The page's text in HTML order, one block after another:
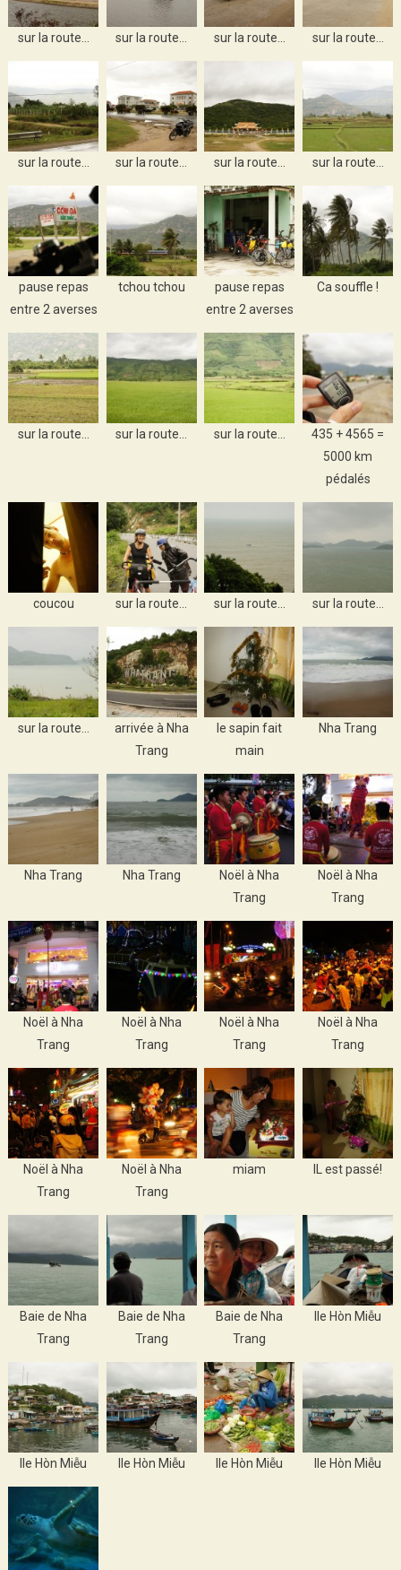
sur la route… sur la route… sur la route… sur la route…
sur la route… sur la route… sur la route… sur la route…
pause repas
entre 2 averses
tchou tchou
pause repas
entre 2 averses
Ca souffle !
sur la route… sur la route… sur la route…
435 + 4565 =
5000 km
pédalés
coucou sur la route… sur la route… sur la route…
sur la route…
arrivée à Nha
Trang
le sapin fait
main
Nha Trang
Nha Trang Nha Trang
Noël à Nha
Trang
Noël à Nha
Trang
Noël à Nha
Trang
Noël à Nha
Trang
Noël à Nha
Trang
Noël à Nha
Trang
Noël à Nha
Trang
Noël à Nha
Trang
miam IL est passé!
Baie de Nha
Trang
Baie de Nha
Trang
Baie de Nha
Trang
Ile Hòn Miễu
Ile Hòn Miễu Ile Hòn Miễu Ile Hòn Miễu Ile Hòn Miễu